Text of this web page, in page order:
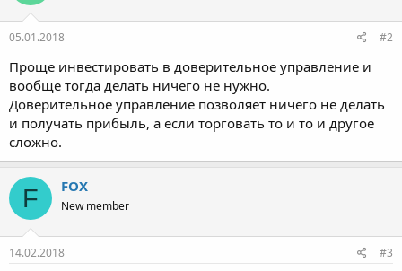
05.01.2018 #2
Проще инвестировать в доверительное управление и
вообще тогда делать ничего не нужно.
Доверительное управление позволяет ничего не делать
и получать прибыль, а если торговать то и то и другое
сложно.
F FOX
New member
14.02.2018 #3